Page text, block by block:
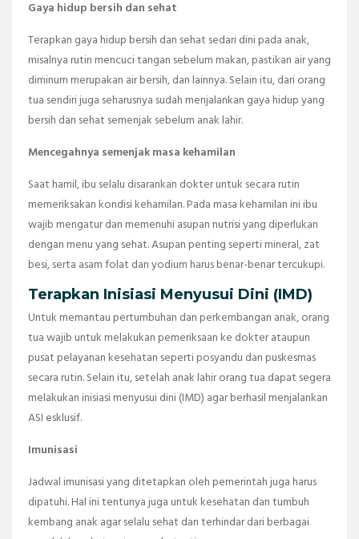
Gaya hidup bersih dan sehat
Terapkan gaya hidup bersih dan sehat sedari dini pada anak,
misalnya rutin mencuci tangan sebelum makan, pastikan air yang
diminum merupakan air bersih, dan lainnya. Selain itu, dari orang
tua sendiri juga seharusnya sudah menjalankan gaya hidup yang
bersih dan sehat semenjak sebelum anak lahir.
Mencegahnya semenjak masa kehamilan
Saat hamil, ibu selalu disarankan dokter untuk secara rutin
memeriksakan kondisi kehamilan. Pada masa kehamilan ini ibu
wajib mengatur dan memenuhi asupan nutrisi yang diperlukan
dengan menu yang sehat. Asupan penting seperti mineral, zat
besi, serta asam folat dan yodium harus benar-benar tercukupi.
Terapkan Inisiasi Menyusui Dini (IMD)
Untuk memantau pertumbuhan dan perkembangan anak, orang
tua wajib untuk melakukan pemeriksaan ke dokter ataupun
pusat pelayanan kesehatan seperti posyandu dan puskesmas
secara rutin. Selain itu, setelah anak lahir orang tua dapat segera
melakukan inisiasi menyusui dini (IMD) agar berhasil menjalankan
ASI esklusif.
Imunisasi
Jadwal imunisasi yang ditetapkan oleh pemerintah juga harus
dipatuhi. Hal ini tentunya juga untuk kesehatan dan tumbuh
kembang anak agar selalu sehat dan terhindar dari berbagai